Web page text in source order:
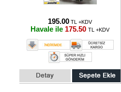
195.00 TL +KDV
Havale ile 175.50 TL +KDV